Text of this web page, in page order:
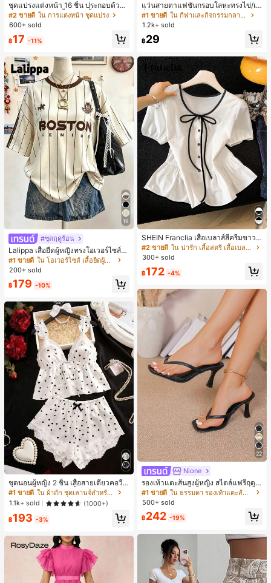
ชุดแปรงแต่งหน้า 16 ชิ้น ประกอบด้วยแ
ปรงแต่งหน้า 13 ชิ้น, ฟองน้ำแต่งหน้ารู
ปหยดน้ำ 1 ชิ้น, แปรงแป้งรองพื้นกลม 1
1 ชิ้น - ชุดคลาสสิก ทำจากขนสังเคราะ
หญิงและเด็กผู้หญิง เหมาะสำหรับฤดูใบ
ไม้ร่วงและฤดูหนาว
#2 ขายดี ใน การแต่งหน้า ชุดแปรง
600+ sold
฿17 -11%
19
#ชุดฤดูร้อน
Lalippa เสื้อยืดผู้หญิงทรงโอเวอร์ไซส์ค
วามยาวกลาง คอกลม ไหล่ตก ลายพิมพ์
ตัวอักษรและลายทางแนวตั้ง สไตล์แฟชั่
นมินิมอล ของขวัญให้เพื่อน
#1 ขายดี
ใน โอเวอร์ไซส์ เสื้อยืดผู้หญิง
200+ sold
฿179 -10%
ชุดนอนผู้หญิง 2 ชิ้น เสื้อสายเดี่ยวคอวีลู
กไม้ พร้อมกางเกงขาสั้นแต่งลูกไม้ แต่ง
โบว์ที่เอว ชุดลำลองผู้หญิงนุ่มสบายน่ารั
ก สไตล์เอสเธติก
#1 ขายดี
ใน ผ้าถัก ชุดเลานจ์สำหรับผู้หญิง
1.1k+ sold
(1000+)
฿193 -3%
แว่นสายตาแฟชั่นกรอบโลหะทรงไข่/เห
ลี่ยมสำหรับผู้หญิง (กรอบครึ่ง), เหมาะ
สำหรับใส่ในชีวิตประจำวันและกิจกรรม
#1 ขายดี
ใน กีฬาและกิจกรรมกลางแจ้ง
1.2k+ sold
฿29
SHEIN Franclia เสื้อเบลาส์สีครีมขาวนุ่
มนวล เอวรูด, แต่งขอบตัดกัน + โบว์ผูก,
แขนพอง จับคู่กับกระโปรงชายระบาย,
กวัน
#2 ขายดี
ใน น่ารัก เสื้อสตรี เสื้อเบลาส์ & Tee
300+ sold
฿172 -4%
22
Nione
รองเท้าแตะส้นสูงผู้หญิง สไตล์แฟรี่ฤดูร้
อน ส้นบาง แบบคีบ แต่งสายคาดผม รอ
งเท้าแตะชายหาดสำหรับเที่ยวพักผ่อน
แฟชั่นสายไขว้ สำหรับเดทไนท์
#1 ขายดี
ใน ธรรมดา รองเท้าแตะส้นสูงผู้หญิง
500+ sold
฿242 -19%